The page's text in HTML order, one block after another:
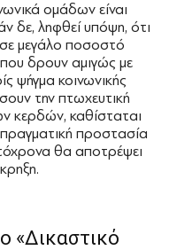
ομάδων είναι
δε, ληφθεί υπόψη, ότι
σε μεγάλο ποσοστό
δρουν αμιγώς με
ψήγμα κοινωνικής
την πτωχευτική
κερδών, καθίσταται
προστασία
θα αποτρέψει
«Δικαστικό